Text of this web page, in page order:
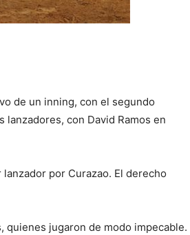
de un inning, con el segundo
lanzadores, con David Ramos en
por Curazao. El derecho
quienes jugaron de modo impecable.